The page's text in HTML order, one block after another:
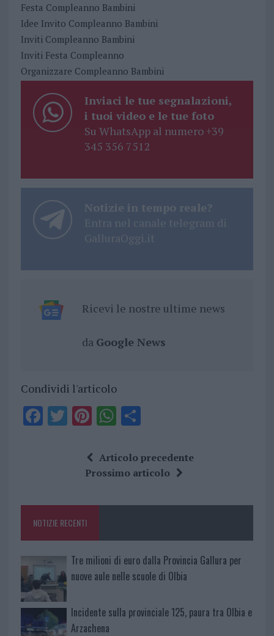
Festa Compleanno Bambini
Idee Invito Compleanno Bambini
Inviti Compleanno Bambini
Inviti Festa Compleanno
Organizzare Compleanno Bambini
Inviaci le tue segnalazioni,
i tuoi video e le tue foto
Su WhatsApp al numero +39
345 356 7512
Notizie in tempo reale?
Entra nel canale telegram di
GalluraOggi.it
Ricevi le nostre ultime news
da Google News
Condividi l'articolo
F
o
k
T Pi
te
re
W
at
s
p
S
a
re
Articolo precedente
Prossimo articolo
NOTIZIE RECENTI
Tre milioni di euro dalla Provincia Gallura per
nuove aule nelle scuole di Olbia
Incidente sulla provinciale 125, paura tra Olbia e
Arzachena